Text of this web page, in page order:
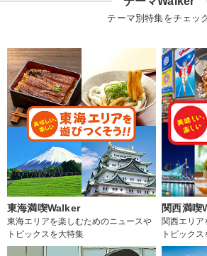
テーマ別特集をチェッ
東海満喫Walker
東海エリアを楽しむためのニュースや
トピックスを大特集
関西満喫
関西エリア
トピック